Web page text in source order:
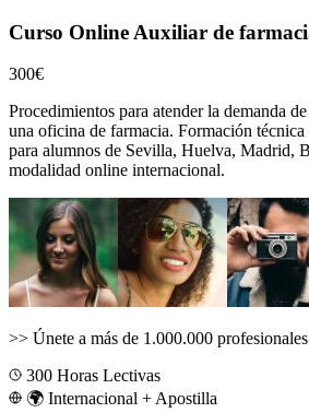
Curso Online Auxiliar de
300€
Procedimientos para atender la demanda
una oficina de farmacia. Formación
para alumnos de Sevilla, Huelva, Madrid,
modalidad online internacional.
>> Únete a más de 1.000.000
300 Horas Lectivas
🌍 Internacional + Apostilla